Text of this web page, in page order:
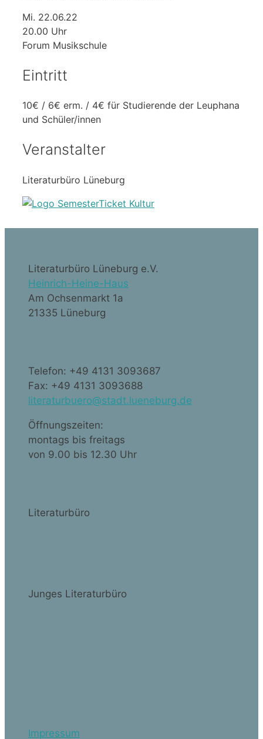
Mi. 22.06.22
20.00 Uhr
Forum Musikschule
Eintritt
10€ / 6€ erm. / 4€ für Studierende der Leuphana
und Schüler/innen
Veranstalter
Literaturbüro Lüneburg
Literaturbüro Lüneburg e.V.
Heinrich-Heine-Haus
Am Ochsenmarkt 1a
21335 Lüneburg
Telefon: +49 4131 3093687
Fax: +49 4131 3093688
literaturbuero@stadt.lueneburg.de
Öffnungszeiten:
montags bis freitags
von 9.00 bis 12.30 Uhr
Literaturbüro
Junges Literaturbüro
Impressum